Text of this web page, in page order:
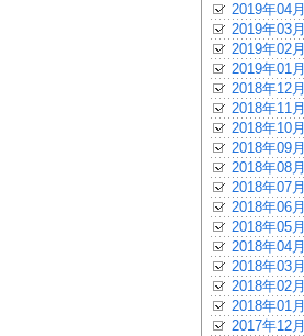
2019年04月
2019年03月
2019年02月
2019年01月
2018年12月
2018年11月
2018年10月
2018年09月
2018年08月
2018年07月
2018年06月
2018年05月
2018年04月
2018年03月
2018年02月
2018年01月
2017年12月